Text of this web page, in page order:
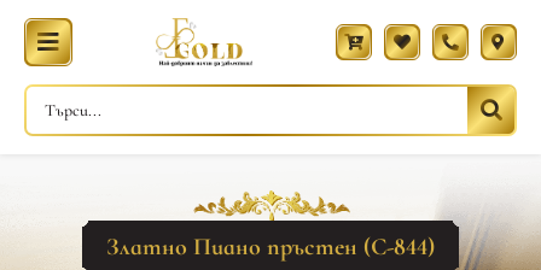
Златно Пиано пръстен (С-844)